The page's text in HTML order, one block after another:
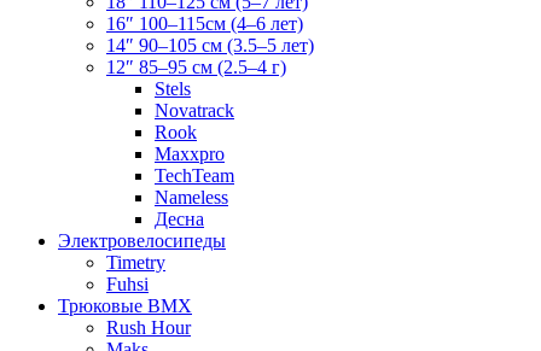
16″ 100–115см (4–6 лет)
14″ 90–105 см (3.5–5 лет)
12″ 85–95 см (2.5–4 г)
Stels
Novatrack
Rook
Maxxpro
TechTeam
Nameless
Десна
Электровелосипеды
Timetry
Fuhsi
Трюковые BMX
Rush Hour